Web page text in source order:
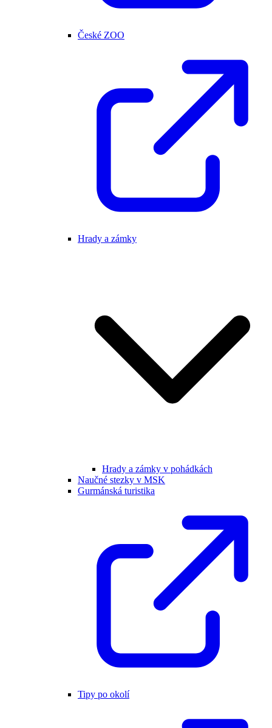
České ZOO
Hrady a zámky
Hrady a zámky v pohádkách
Naučné stezky v MSK
Gurmánská turistika
Tipy po okolí